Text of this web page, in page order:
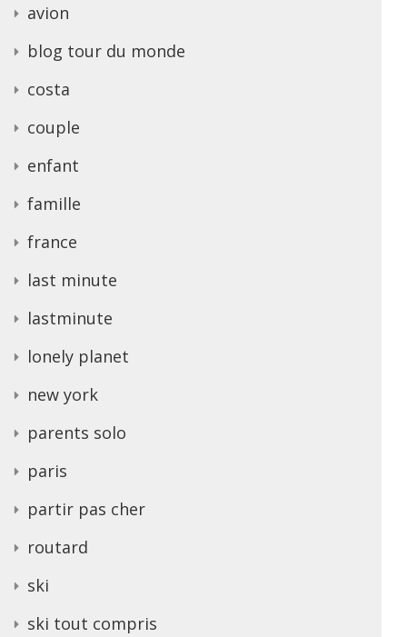
avion
blog tour du monde
costa
couple
enfant
famille
france
last minute
lastminute
lonely planet
new york
parents solo
paris
partir pas cher
routard
ski
ski tout compris